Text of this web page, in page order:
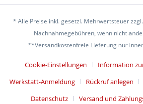
* Alle Preise inkl. gesetzl. Mehrwertsteuer zzgl.
Nachnahmegebühren, wenn nicht
**Versandkostenfreie Lieferung nur
Cookie-Einstellungen
Information
Werkstatt-Anmeldung
Rückruf anlegen
Datenschutz
Versand und